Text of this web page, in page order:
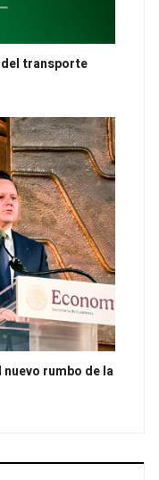
transporte
rumbo de la